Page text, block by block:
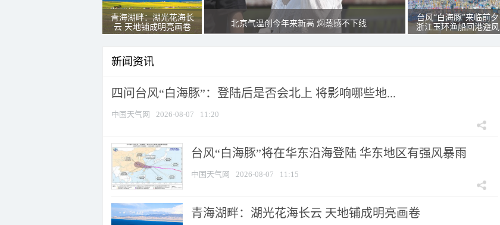
青海湖畔：湖光花海长
云 天地铺成明亮画卷
北京气温创今年来新高 焖蒸感不下线
台风“白海豚”来临前夕
浙江玉环渔船回港避风
新闻资讯
四问台风“白海豚”：登陆后是否会北上 将影响哪些地...
中国天气网 2026-08-07 11:20
台风“白海豚”将在华东沿海登陆 华东地区有强风暴雨
中国天气网 2026-08-07 11:15
青海湖畔：湖光花海长云 天地铺成明亮画卷